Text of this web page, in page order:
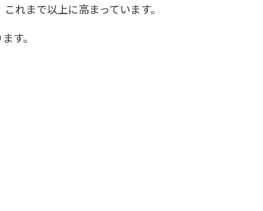
れまで以上に高まっています。
す。